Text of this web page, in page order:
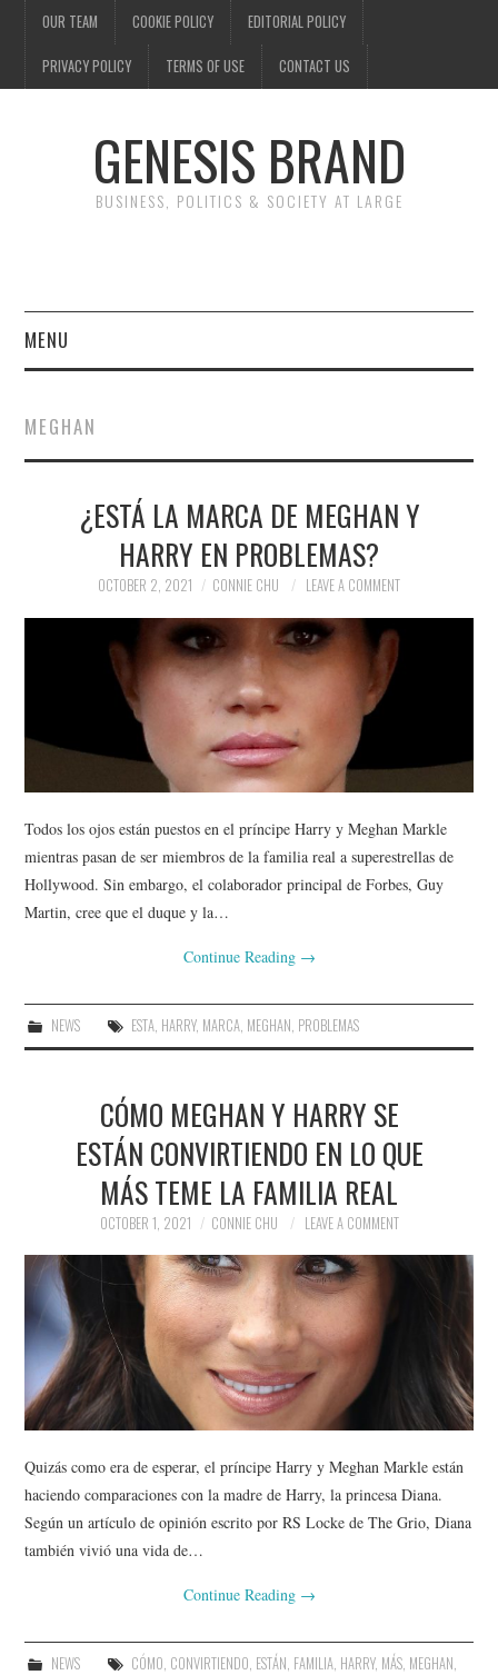
OUR TEAM COOKIE POLICY EDITORIAL POLICY
PRIVACY POLICY TERMS OF USE CONTACT US
GENESIS BRAND
BUSINESS, POLITICS & SOCIETY AT LARGE
MENU
FINANCE
NEWS
SOCIETY
TECHNOLOGY
MEGHAN
¿ESTÁ LA MARCA DE MEGHAN Y
HARRY EN PROBLEMAS?
OCTOBER 2, 2021 CONNIE CHU LEAVE A COMMENT
Todos los ojos están puestos en el príncipe Harry y Meghan Markle
mientras pasan de ser miembros de la familia real a superestrellas de
Hollywood. Sin embargo, el colaborador principal de Forbes, Guy
Martin, cree que el duque y la…
Continue Reading →
NEWS ESTA, HARRY, MARCA, MEGHAN, PROBLEMAS
CÓMO MEGHAN Y HARRY SE
ESTÁN CONVIRTIENDO EN LO QUE
MÁS TEME LA FAMILIA REAL
OCTOBER 1, 2021 CONNIE CHU LEAVE A COMMENT
Quizás como era de esperar, el príncipe Harry y Meghan Markle están
haciendo comparaciones con la madre de Harry, la princesa Diana.
Según un artículo de opinión escrito por RS Locke de The Grio, Diana
también vivió una vida de…
Continue Reading →
NEWS CÓMO, CONVIRTIENDO, ESTÁN, FAMILIA, HARRY, MÁS, MEGHAN,